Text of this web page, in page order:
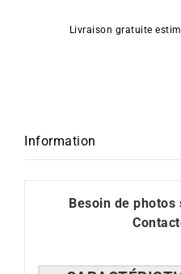
Prestige
Livraison gratuite
Information
Besoin de